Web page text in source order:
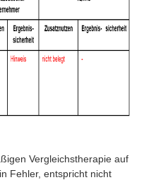
Vergleichstherapie auf
Fehler, entspricht nicht